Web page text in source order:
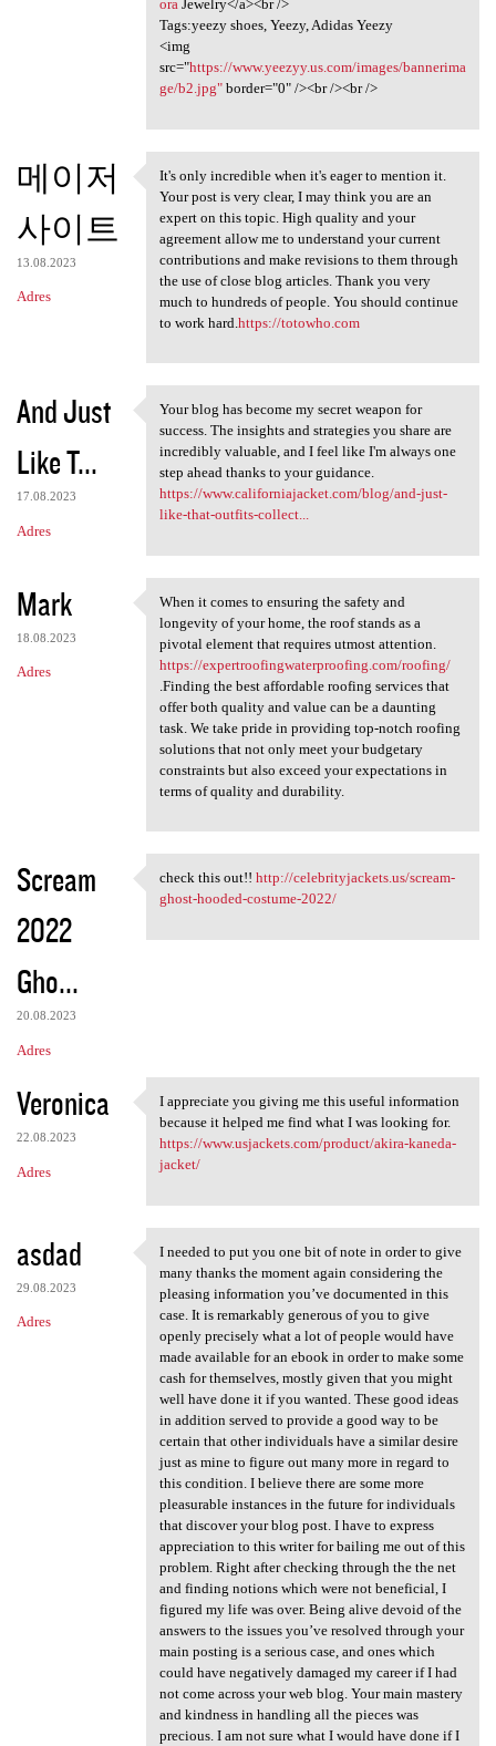
oraJewelry</a><br />
Tags:yeezy shoes, Yeezy, Adidas Yeezy
<img
src="https://www.yeezyy.us.com/images/bannerima
ge/b2.jpg"border="0" /><br /><br />
메이저
사이트
13.08.2023
Adres
It's only incredible when it
It's only incredible when it's eager to mention it.
Your post is very clear, I may think you are an
expert on this topic. High quality and your
agreement allow me to understand your current
contributions and make revisions to them through
the use of close blog articles. Thank you very
much to hundreds of people. You should continue
to work hard. https://totowho.com
And Just
Like T...
17.08.2023
Adres
Your blog has become my
Your blog has become my secret weapon for
success. The insights and strategies you share are
incredibly valuable, and I feel like I'm always one
step ahead thanks to your guidance.
https://www.californiajacket.com/blog/and-just-
like-that-outfits-collect...
Mark
18.08.2023
Adres
When it comes to ensuring the
When it comes to ensuring the safety and
longevity of your home, the roof stands as a
pivotal element that requires utmost attention.
https://expertroofingwaterproofing.com/roofing/
.Finding the best affordable roofing services that
offer both quality and value can be a daunting
task. We take pride in providing top-notch roofing
solutions that not only meet your budgetary
constraints but also exceed your expectations in
terms of quality and durability.
Scream
2022
Gho...
20.08.2023
Adres
check this out!! http:/
check this out!! http://celebrityjackets.us/scream-
ghost-hooded-costume-2022/
Veronica
22.08.2023
Adres
I appreciate you giving me
I appreciate you giving me this useful information
because it helped me find what I was looking for.
https://www.usjackets.com/product/akira-kaneda-
jacket/
asdad
29.08.2023
Adres
I needed to put you one bit
I needed to put you one bit of note in order to give
many thanks the moment again considering the
pleasing information you’ve documented in this
case. It is remarkably generous of you to give
openly precisely what a lot of people would have
made available for an ebook in order to make some
cash for themselves, mostly given that you might
well have done it if you wanted. These good ideas
in addition served to provide a good way to be
certain that other individuals have a similar desire
just as mine to figure out many more in regard to
this condition. I believe there are some more
pleasurable instances in the future for individuals
that discover your blog post. I have to express
appreciation to this writer for bailing me out of this
problem. Right after checking through the the net
and finding notions which were not beneficial, I
figured my life was over. Being alive devoid of the
answers to the issues you’ve resolved through your
main posting is a serious case, and ones which
could have negatively damaged my career if I had
not come across your web blog. Your main mastery
and kindness in handling all the pieces was
precious. I am not sure what I would have done if I